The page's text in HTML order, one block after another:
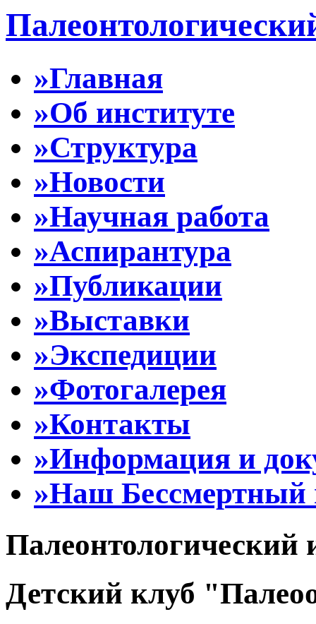
»Главная
»Об институте
»Структура
»Новости
»Научная работа
»Аспирантура
»Публикации
»Выставки
»Экспедиции
»Фотогалерея
»Контакты
»Информация и
»Наш Бессмертный
Палеонтологический
Детский клуб